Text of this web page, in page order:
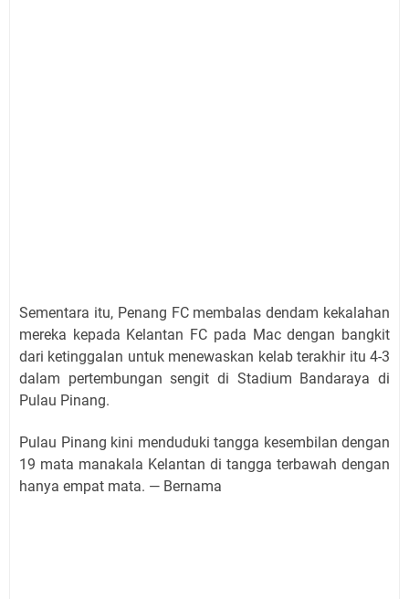
Sementara itu, Penang FC membalas dendam kekalahan
mereka kepada Kelantan FC pada Mac dengan bangkit
dari ketinggalan untuk menewaskan kelab terakhir itu 4-3
dalam pertembungan sengit di Stadium Bandaraya di
Pulau Pinang.
Pulau Pinang kini menduduki tangga kesembilan dengan
19 mata manakala Kelantan di tangga terbawah dengan
hanya empat mata. — Bernama